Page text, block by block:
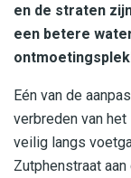
en de straten
een betere
Eén van de
verbreden van
veilig langs
Zutphenstraat